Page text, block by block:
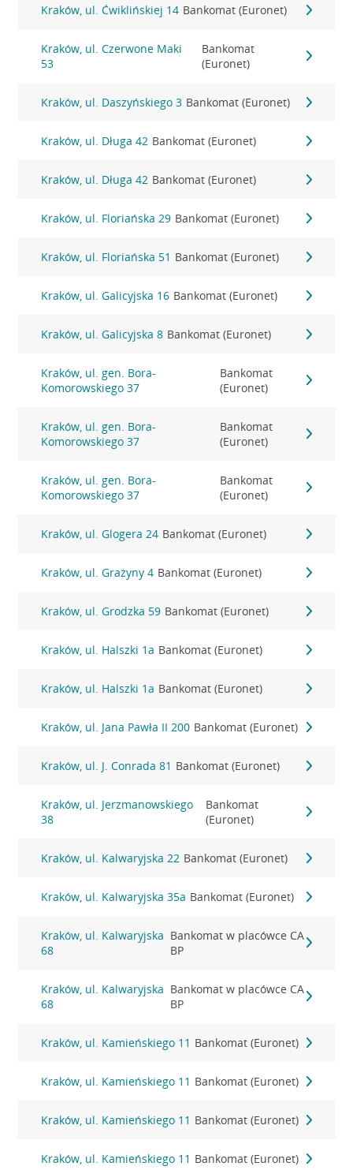
Kraków, ul. Ćwiklińskiej 14 Bankomat (Euronet)
Kraków, ul. Czerwone Maki
53
Bankomat
(Euronet)
Kraków, ul. Daszyńskiego 3 Bankomat (Euronet)
Kraków, ul. Długa 42 Bankomat (Euronet)
Kraków, ul. Długa 42 Bankomat (Euronet)
Kraków, ul. Floriańska 29 Bankomat (Euronet)
Kraków, ul. Floriańska 51 Bankomat (Euronet)
Kraków, ul. Galicyjska 16 Bankomat (Euronet)
Kraków, ul. Galicyjska 8 Bankomat (Euronet)
Kraków, ul. gen. Bora-
Komorowskiego 37
Bankomat
(Euronet)
Kraków, ul. gen. Bora-
Komorowskiego 37
Bankomat
(Euronet)
Kraków, ul. gen. Bora-
Komorowskiego 37
Bankomat
(Euronet)
Kraków, ul. Glogera 24 Bankomat (Euronet)
Kraków, ul. Grażyny 4 Bankomat (Euronet)
Kraków, ul. Grodzka 59 Bankomat (Euronet)
Kraków, ul. Halszki 1a Bankomat (Euronet)
Kraków, ul. Halszki 1a Bankomat (Euronet)
Kraków, ul. Jana Pawła II 200 Bankomat (Euronet)
Kraków, ul. J. Conrada 81 Bankomat (Euronet)
Kraków, ul. Jerzmanowskiego
38
Bankomat
(Euronet)
Kraków, ul. Kalwaryjska 22 Bankomat (Euronet)
Kraków, ul. Kalwaryjska 35a Bankomat (Euronet)
Kraków, ul. Kalwaryjska
68
Bankomat w placówce CA
BP
Kraków, ul. Kalwaryjska
68
Bankomat w placówce CA
BP
Kraków, ul. Kamieńskiego 11 Bankomat (Euronet)
Kraków, ul. Kamieńskiego 11 Bankomat (Euronet)
Kraków, ul. Kamieńskiego 11 Bankomat (Euronet)
Kraków, ul. Kamieńskiego 11 Bankomat (Euronet)